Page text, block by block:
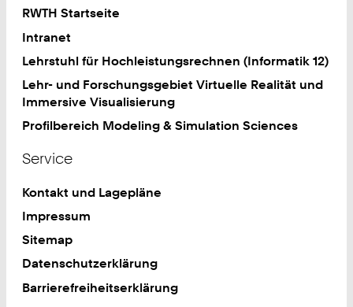
RWTH Startseite
Intranet
Lehrstuhl für Hochleistungsrechnen (Informatik 12)
Lehr- und Forschungsgebiet Virtuelle Realität und
Immersive Visualisierung
Profilbereich Modeling & Simulation Sciences
Service
Kontakt und Lagepläne
Impressum
Sitemap
Datenschutzerklärung
Barrierefreiheitserklärung